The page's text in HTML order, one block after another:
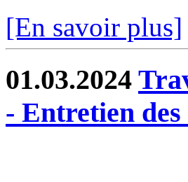
[En savoir plus]
01.03.2024
- Entretien